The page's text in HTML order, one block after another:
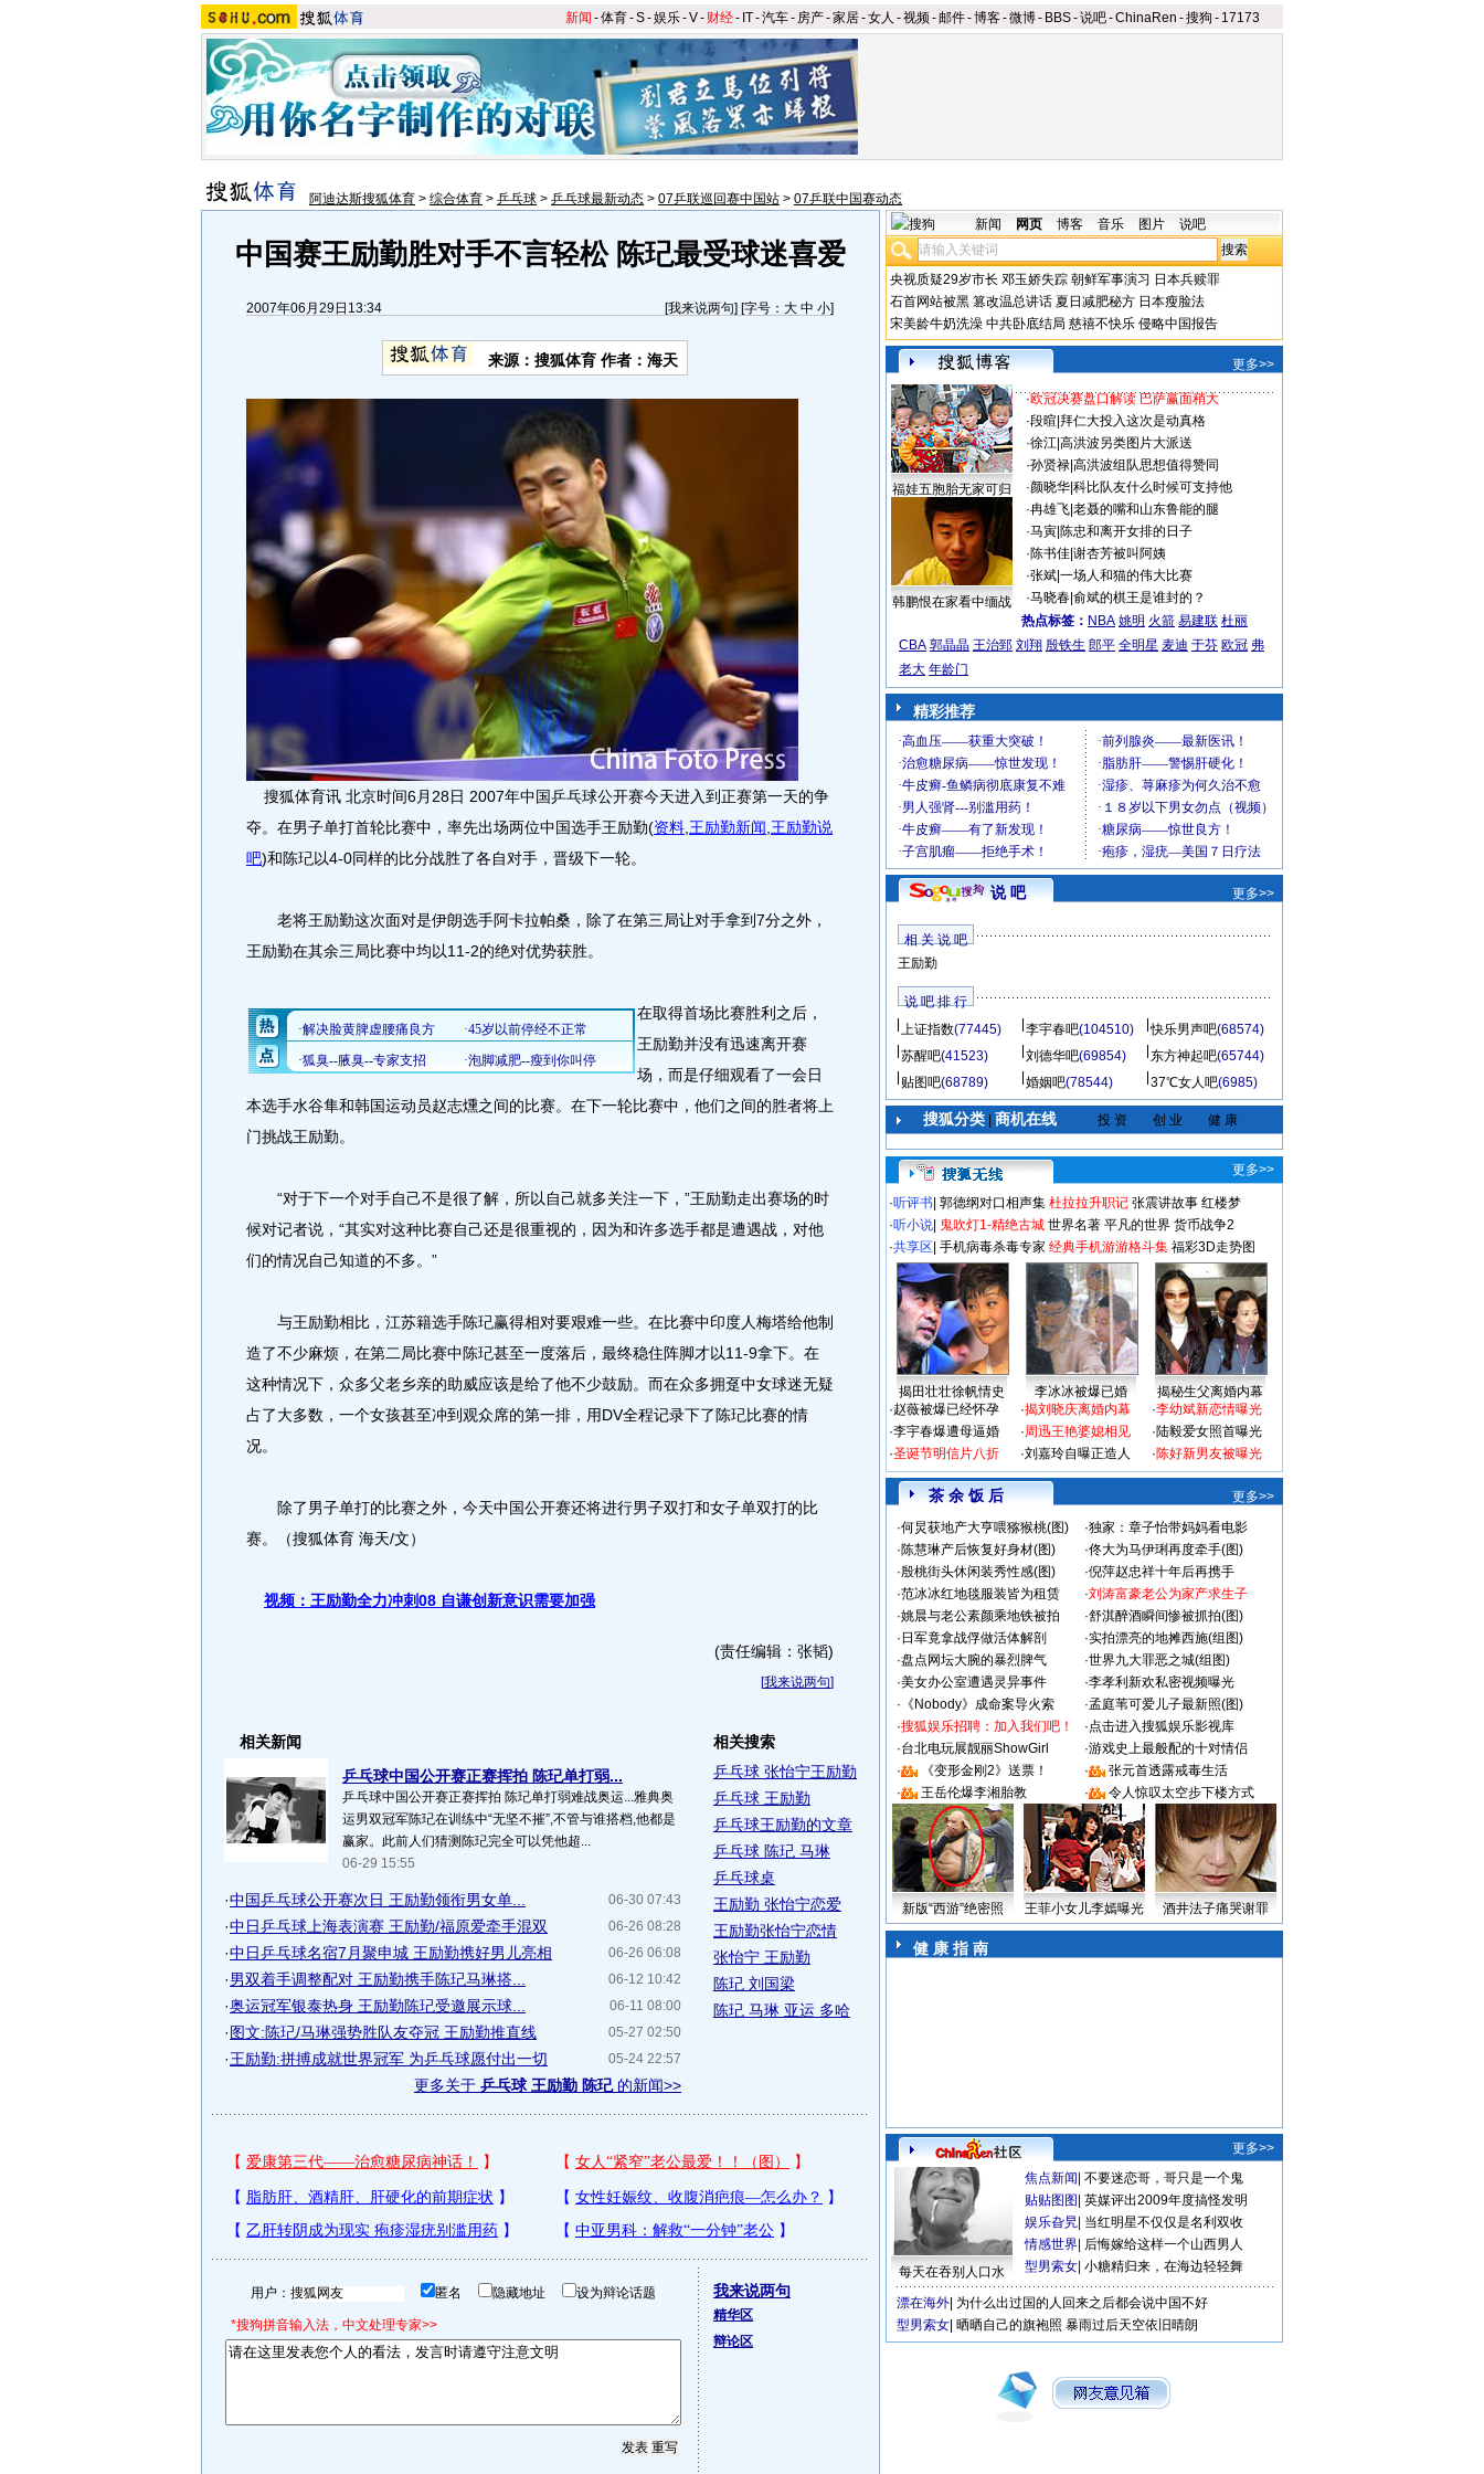
新闻 -体育-S-娱乐-V- 财经- IT-汽车- 房产-家居-女人 -视频-邮件-博客-微博- BBS-说吧-ChinaRen -搜狗 - 17173
阿迪达斯搜狐体育 > 综合体育 > 乒乓球 > 乒乓球最新动态 > 07乒联巡回赛中国站 > 07乒联中国赛动态
中国赛王励勤胜对手不言轻松 陈玘最受球迷喜爱
2007年06月29日13:34 [我来说两句] [字号： 大 中 小]
来源：搜狐体育 作者：海天
搜狐体育讯 北京时间6月28日 2007年中国乒乓球公开赛今天进入到正赛第一天的争
夺。在男子单打首轮比赛中，率先出场两位中国选手王励勤(资料 王励勤新闻 王励勤说
吧)和陈玘以4-0同样的比分战胜了各自对手，晋级下一轮。
老将王励勤这次面对是伊朗选手阿卡拉帕桑，除了在第三局让对手拿到7分之外，
王励勤在其余三局比赛中均以11-2的绝对优势获胜。
在取得首场比赛胜利之后，
王励勤并没有迅速离开赛
场，而是仔细观看了一会日
本选手水谷隼和韩国运动员赵志燻之间的比赛。在下一轮比赛中，他们之间的胜者将上
门挑战王励勤。
“对于下一个对手自己不是很了解，所以自己就多关注一下，”王励勤走出赛场的时
候对记者说，“其实对这种比赛自己还是很重视的，因为和许多选手都是遭遇战，对他
们的情况自己知道的不多。”
与王励勤相比，江苏籍选手陈玘赢得相对要艰难一些。在比赛中印度人梅塔给他制
造了不少麻烦，在第二局比赛中陈玘甚至一度落后，最终稳住阵脚才以11-9拿下。在
这种情况下，众多父老乡亲的助威应该是给了他不少鼓励。而在众多拥趸中女球迷无疑
占了大多数，一个女孩甚至冲到观众席的第一排，用DV全程记录下了陈玘比赛的情
况。
除了男子单打的比赛之外，今天中国公开赛还将进行男子双打和女子单双打的比
赛。（搜狐体育 海天/文）
视频：王励勤全力冲刺08 自谦创新意识需要加强
(责任编辑：张韬)
[我来说两句]
相关新闻
乒乓球中国公开赛正赛挥拍 陈玘单打弱...
乒乓球中国公开赛正赛挥拍 陈玘单打弱难战奥运...雅典奥
运男双冠军陈玘在训练中“无坚不摧”,不管与谁搭档,他都是
赢家。此前人们猜测陈玘完全可以凭他超...
06-29 15:55
06-30 07:43
·中国乒乓球公开赛次日 王励勤领衔男女单...
06-26 08:28
·中日乒乓球上海表演赛 王励勤/福原爱牵手混双
06-26 06:08
·中日乒乓球名宿7月聚申城 王励勤携好男儿亮相
06-12 10:42
·男双着手调整配对 王励勤携手陈玘马琳搭...
06-11 08:00
·奥运冠军银泰热身 王励勤陈玘受邀展示球...
05-27 02:50
·图文:陈玘/马琳强势胜队友夺冠 王励勤推直线
05-24 22:57
·王励勤:拼搏成就世界冠军 为乒乓球愿付出一切
更多关于 乒乓球 王励勤 陈玘的新闻>>
相关搜索
乒乓球 张怡宁王励勤
乒乓球 王励勤
乒乓球王励勤的文章
乒乓球 陈玘 马琳
乒乓球桌
王励勤 张怡宁恋爱
王励勤张怡宁恋情
张怡宁 王励勤
陈玘 刘国梁
陈玘 马琳 亚运 多哈
用户： 匿名 隐藏地址 设为辩论话题
*搜狗拼音输入法，中文处理专家>>
我来说两句
精华区
辩论区
新闻 网页 博客 音乐 图片 说吧
央视质疑29岁市长 邓玉娇失踪 朝鲜军事演习 日本兵赎罪
石首网站被黑 篡改温总讲话 夏日减肥秘方 日本瘦脸法
宋美龄牛奶洗澡 中共卧底结局 慈禧不快乐 侵略中国报告
更多>>
福娃五胞胎无家可归
韩鹏恨在家看中缅战
·欧冠决赛盘口解读 巴萨赢面稍大
·段暄 拜仁大投入这次是动真格
·徐江| 高洪波另类图片大派送
·孙贤禄| 高洪波组队思想值得赞同
·颜晓华| 科比队友什么时候可支持他
·冉雄飞| 老聂的嘴和山东鲁能的腿
·马寅| 陈忠和离开女排的日子
·陈书佳| 谢杏芳被叫阿姨
·张斌| 一场人和猫的伟大比赛
·马晓春| 俞斌的棋王是谁封的？
热点标签： NBA 姚明 火箭 易建联 杜丽
CBA 郭晶晶 王治郅 刘翔 殷铁生 郎平 全明星 麦迪 于芬 欧冠 弗
老大 年龄门
精彩推荐
说 吧 更多>>
相 关 说 吧
王励勤
说 吧 排 行
上证指数(77445) 李宇春吧(104510) 快乐男声吧(68574)
苏醒吧(41523) 刘德华吧(69854) 东方神起吧(65744)
贴图吧(68789) 婚姻吧(78544) 37℃女人吧(6985)
搜狐分类| 商机在线 投 资 创 业 健 康
更多>>
·听评书 郭德纲对口相声集 杜拉拉升职记 张震讲故事 红楼梦
·听小说 鬼吹灯1-精绝古城 世界名著 平凡的世界 货币战争2
·共享区 手机病毒杀毒专家 经典手机游游格斗集 福彩3D走势图
揭田壮壮徐帆情史 李冰冰被爆已婚
揭秘生父离婚内幕
·赵薇被爆已经怀孕
·李宇春爆遭母逼婚
·圣诞节明信片八折
·揭刘晓庆离婚内幕
·周迅王艳婆媳相见
·刘嘉玲自曝正造人
·李幼斌新恋情曝光
·陆毅爱女照首曝光
·陈好新男友被曝光
茶 余 饭 后
更多>>
·何炅获地产大亨喂猕猴桃(图) ·独家：章子怡带妈妈看电影
·陈慧琳产后恢复好身材(图) ·佟大为马伊琍再度牵手(图)
·殷桃街头休闲装秀性感(图) ·倪萍赵忠祥十年后再携手
·范冰冰红地毯服装皆为租赁 ·刘涛富豪老公为家产求生子
·姚晨与老公素颜乘地铁被拍 ·舒淇醉酒瞬间惨被抓拍(图)
· 日军竟拿战俘做活体解剖 ·实拍漂亮的地摊西施(组图)
·盘点网坛大腕的暴烈脾气 ·世界九大罪恶之城(组图)
·美女办公室遭遇灵异事件 ·李孝利新欢私密视频曝光
· 《Nobody》成命案导火索 ·孟庭苇可爱儿子最新照(图)
·搜狐娱乐招聘：加入我们吧！ ·点击进入搜狐娱乐影视库
·台北电玩展靓丽ShowGirl ·游戏史上最般配的十对情侣
·
《变形金刚2》送票！ ·
张元首透露戒毒生活
·
王岳伦爆李湘胎教 · 令人惊叹太空步下楼方式
新版“西游”绝密照 王菲小女儿李嫣曝光 酒井法子痛哭谢罪
健 康 指 南
更多>>
每天在吞别人口水
焦点新闻 不要迷恋哥，哥只是一个鬼
贴贴图图 英媒评出2009年度搞怪发明
娱乐旮旯 当红明星不仅仅是名利双收
情感世界 后悔嫁给这样一个山西男人
型男索女 小糖精归来，在海边轻轻舞
漂在海外 为什么出过国的人回来之后都会说中国不好
型男索女 晒晒自己的旗袍照 暴雨过后天空依旧晴朗